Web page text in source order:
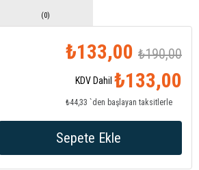
(0)
₺190,00
₺133,00
KDV Dahil ₺133,00
₺44,33 `den başlayan taksitlerle